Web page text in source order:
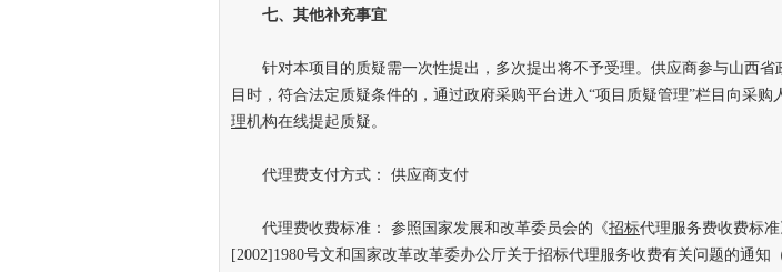
七、其他补充事宜
针对本项目的质疑需一次性提出，多次提出将不予受理。供应商参与山西省
目时，符合法定质疑条件的，通过政府采购平台进入“项目质疑管理”栏目向采购
理机构在线提起质疑。
代理费支付方式： 供应商支付
代理费收费标准： 参照国家发展和改革委员会的《招标代理服务费收费标
[2002]1980号文和国家改革改革委办公厅关于招标代理服务收费有关问题的通知